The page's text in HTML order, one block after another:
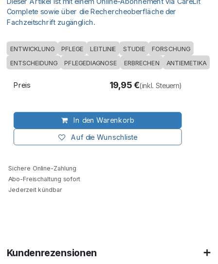
Complete sowie über die Rechercheoberfläche der
Fachzeitschrift zugänglich.
ENTWICKLUNG PFLEGE LEITLINIE STUDIE FORSCHUNG
ENTSCHEIDUNG PFLEGEDIAGNOSE ERBRECHEN ANTIEMETIKA
In den Warenkorb
Auf die Wunschliste
Preis 19,95€(inkl. Steuern)
Sichere Online-Zahlung
Abo-Freischaltung sofort
Jederzeit kündbar
Kundenrezensionen